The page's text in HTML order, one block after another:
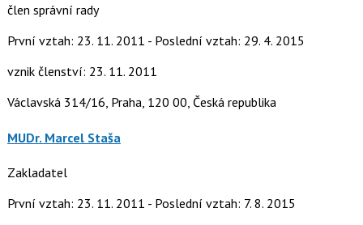
člen správní rady
První vztah: 23. 11. 2011 - Poslední vztah: 29. 4. 2015
vznik členství: 23. 11. 2011
Václavská 314/16, Praha, 120 00, Česká republika
MUDr. Marcel Staša
Zakladatel
První vztah: 23. 11. 2011 - Poslední vztah: 7. 8. 2015